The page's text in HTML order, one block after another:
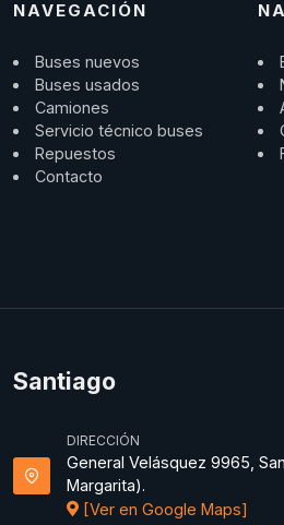
NAVEGACIÓN
Buses nuevos
Buses usados
Camiones
Servicio técnico buses
Repuestos
Contacto
Santiago
DIRECCIÓN
General Velásquez 9965,
Margarita).
[Ver en Google Maps]